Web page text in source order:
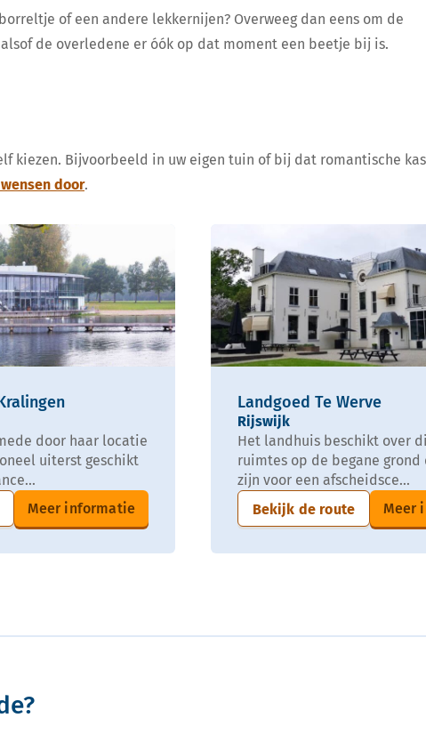
of een andere lekkernijen? Overweeg dan eens om de
de overledene er óók op dat moment een beetje bij is.
kiezen. Bijvoorbeeld in uw eigen tuin of bij dat romantische
door.
door haar locatie
uiterst geschikt
Meer informatie
Landgoed Te Werve
Rijswijk
Het landhuis beschikt over
ruimtes op de begane grond
zijn voor een afscheidsce...
Bekijk de route
Meer